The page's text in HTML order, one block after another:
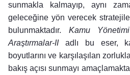
sunmakla kalmayıp, aynı
geleceğine yön verecek
bulunmaktadır. Kamu
Araştırmalar-IIadlı bu eser,
boyutlarını ve karşılaşılan
bakış açısı sunmayı